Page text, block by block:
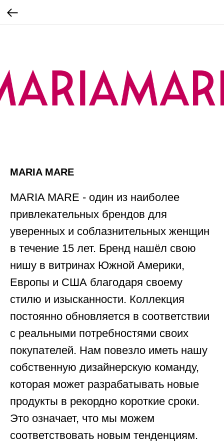
MARIA MARE
MARIA MARE - один из наиболее
привлекательных брендов для
уверенных и соблазнительных женщин
в течение 15 лет. Бренд нашёл свою
нишу в витринах Южной Америки,
Европы и США благодаря своему
стилю и изысканности. Коллекция
постоянно обновляется в соответствии
с реальными потребностями своих
покупателей. Нам повезло иметь нашу
собственную дизайнерскую команду,
которая может разрабатывать новые
продукты в рекордно короткие сроки.
Это означает, что мы можем
соответствовать новым тенденциям.